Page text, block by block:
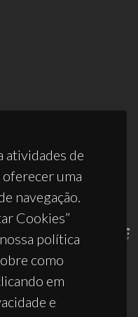
atividades de
uma
navegação.
Cookies”
política
como
em
e
50011/2025